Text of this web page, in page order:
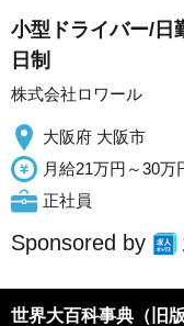
小型ドライバー/日
日制
株式会社ロワール
大阪府 大阪市
月給21万円～30万
正社員
Sponsored by
世界大百科事典（旧版